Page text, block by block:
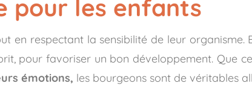
pour les enfants
en respectant la sensibilité de leur organisme.
pour favoriser un bon développement. Que
émotions, les bourgeons sont de véritables